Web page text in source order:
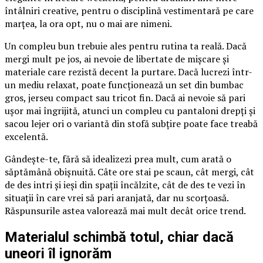
întâlniri creative, pentru o disciplină vestimentară pe care
marțea, la ora opt, nu o mai are nimeni.
Un compleu bun trebuie ales pentru rutina ta reală. Dacă
mergi mult pe jos, ai nevoie de libertate de mișcare și
materiale care rezistă decent la purtare. Dacă lucrezi într-
un mediu relaxat, poate funcționează un set din bumbac
gros, jerseu compact sau tricot fin. Dacă ai nevoie să pari
ușor mai îngrijită, atunci un compleu cu pantaloni drepți și
sacou lejer ori o variantă din stofă subțire poate face treabă
excelentă.
Gândește-te, fără să idealizezi prea mult, cum arată o
săptămână obișnuită. Câte ore stai pe scaun, cât mergi, cât
de des intri și ieși din spații încălzite, cât de des te vezi în
situații în care vrei să pari aranjată, dar nu scorțoasă.
Răspunsurile astea valorează mai mult decât orice trend.
Materialul schimbă totul, chiar dacă
uneori îl ignorăm